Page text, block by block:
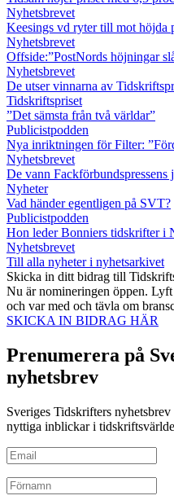
Nyhetsbrevet
Keesings vd ryter till mot höjda
Nyhetsbrevet
Offside:”PostNords höjningar
Nyhetsbrevet
De utser vinnarna av
Tidskriftspriset
”Det sämsta från två världar”
Publicistpodden
Nya inriktningen för Filter:
Nyhetsbrevet
De vann Fackförbundspressens
Nyheter
Vad händer egentligen på SVT?
Publicistpodden
Hon leder Bonniers tidskrifter i
Nyhetsbrevet
Till alla nyheter i nyhetsarkivet
Skicka in ditt bidrag till
Nu är nomineringen öppen.
och var med och tävla om
SKICKA IN BIDRAG HÄR
Prenumerera på
nyhetsbrev
Sveriges Tidskrifters
nyttiga inblickar i